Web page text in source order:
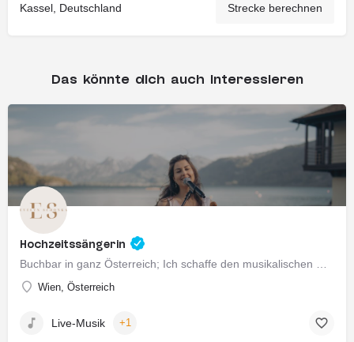
Kassel, Deutschland Strecke berechnen
Das könnte dich auch interessieren
Hochzeitssängerin
Wien, Österreich
Live-Musik +1